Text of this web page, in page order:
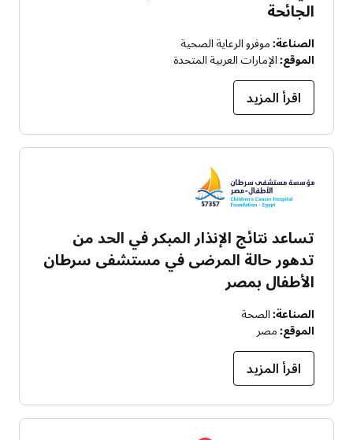
الجائحة
الصناعة: موفرو الرعاية الصحية
الموقع: الإمارات العربية المتحدة
اقرأ المزيد
تساعد نتائج الإنذار المبكر في الحد من
تدهور حالة المرضى في مستشفى سرطان
الأطفال بمصر
الصناعة: الصحة
الموقع: مصر
اقرأ المزيد